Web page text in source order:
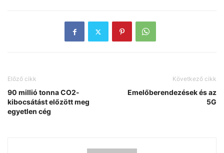
Előző cikk
90 millió tonna CO2-
kibocsátást előzött meg
egyetlen cég
Következő cikk
Emelőberendezések és az
5G